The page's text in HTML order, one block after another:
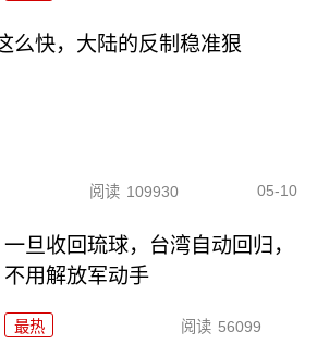
么快，大陆的反制稳准狠
阅读 109930 05-10
一旦收回琉球，台湾自动回归，
不用解放军动手
最热 阅读 56099